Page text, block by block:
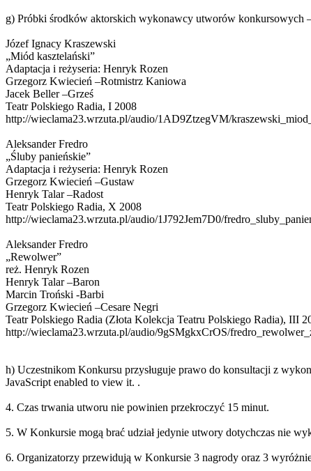
g) Próbki środków aktorskich wykonawcy utworów konkursowych
Józef Ignacy Kraszewski
„Miód kasztelański”
Adaptacja i reżyseria: Henryk Rozen
Grzegorz Kwiecień –Rotmistrz Kaniowa
Jacek Beller –Grześ
Teatr Polskiego Radia, I 2008
http://wieclama23.wrzuta.pl/audio/1AD9ZtzegVM/
Aleksander Fredro
„Śluby panieńskie”
Adaptacja i reżyseria: Henryk Rozen
Grzegorz Kwiecień –Gustaw
Henryk Talar –Radost
Teatr Polskiego Radia, X 2008
http://wieclama23.wrzuta.pl/audio/1J792Jem7D0/
Aleksander Fredro
„Rewolwer”
reż. Henryk Rozen
Henryk Talar –Baron
Marcin Troński -Barbi
Grzegorz Kwiecień –Cesare Negri
Teatr Polskiego Radia (Złota Kolekcja Teatru Polskiego Radia), III
http://wieclama23.wrzuta.pl/audio/9gSMgkxCrOS/
h) Uczestnikom Konkursu przysługuje prawo do konsultacji z
JavaScript enabled to view it. .
4. Czas trwania utworu nie powinien przekroczyć 15 minut.
5. W Konkursie mogą brać udział jedynie utwory dotychczas nie
6. Organizatorzy przewidują w Konkursie 3 nagrody oraz 3